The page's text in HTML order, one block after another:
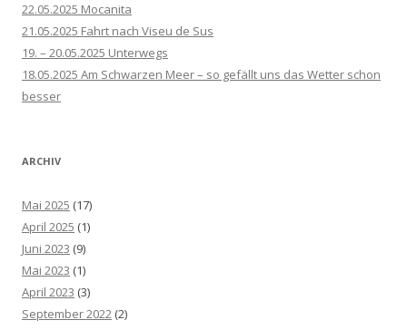
22.05.2025 Mocanita
21.05.2025 Fahrt nach Viseu de Sus
19. – 20.05.2025 Unterwegs
18.05.2025 Am Schwarzen Meer – so gefällt uns das Wetter schon
besser
ARCHIV
Mai 2025 (17)
April 2025 (1)
Juni 2023 (9)
Mai 2023 (1)
April 2023 (3)
September 2022 (2)